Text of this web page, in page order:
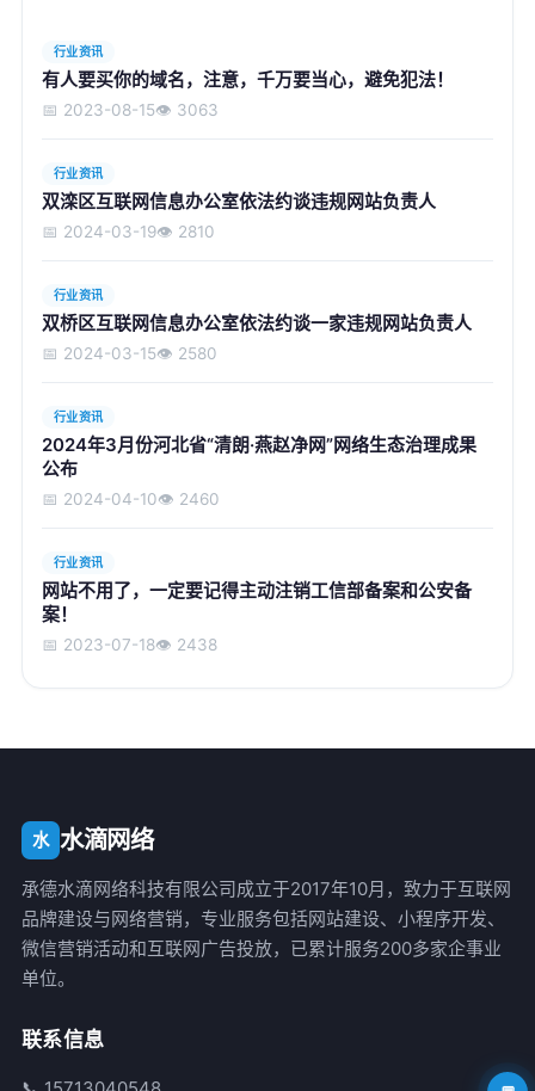
行业资讯
有人要买你的域名，注意，千万要当心，避免犯法！
📅 2023-08-15👁️ 3063
行业资讯
双滦区互联网信息办公室依法约谈违规网站负责人
📅 2024-03-19👁️ 2810
行业资讯
双桥区互联网信息办公室依法约谈一家违规网站负责人
📅 2024-03-15👁️ 2580
行业资讯
2024年3月份河北省“清朗·燕赵净网”网络生态治理成果
公布
📅 2024-04-10👁️ 2460
行业资讯
网站不用了，一定要记得主动注销工信部备案和公安备
案！
📅 2023-07-18👁️ 2438
水 水滴网络
承德水滴网络科技有限公司成立于2017年10月，致力于互联网
品牌建设与网络营销，专业服务包括网站建设、小程序开发、
微信营销活动和互联网广告投放，已累计服务200多家企事业
单位。
联系信息